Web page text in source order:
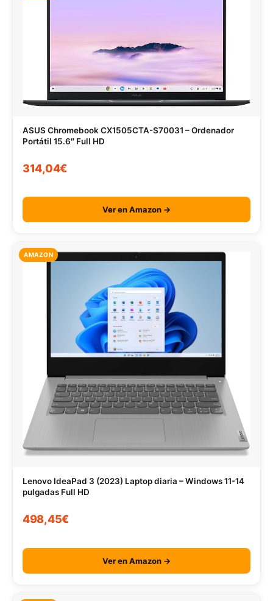
ASUS Chromebook CX1505CTA-S70031 – Ordenador
Portátil 15.6″ Full HD
314,04€
Ver en Amazon →
AMAZON
Lenovo IdeaPad 3 (2023) Laptop diaria – Windows 11-14
pulgadas Full HD
498,45€
Ver en Amazon →